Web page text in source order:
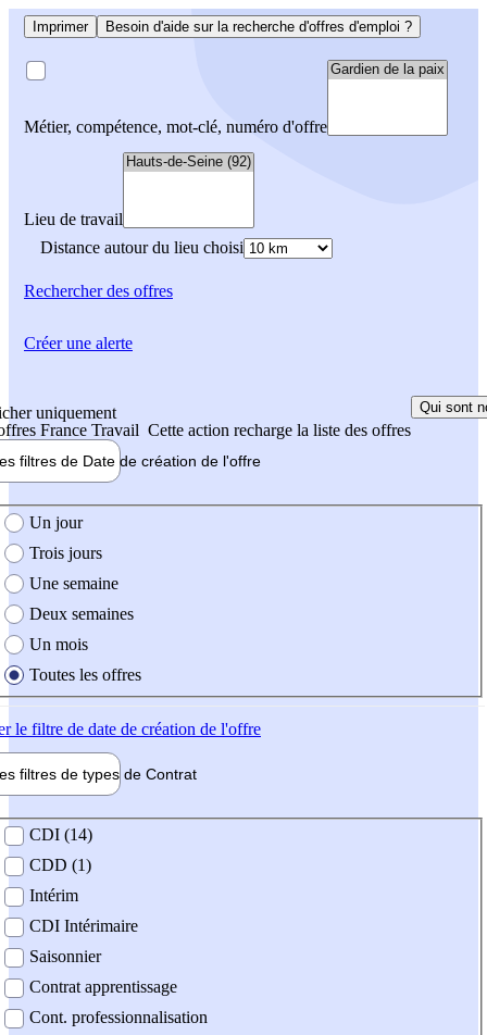
Imprimer Besoin d'aide sur la recherche d'offres d'emploi ?
Métier, compétence, mot-clé, numéro d'offre
Lieu de travail
Distance autour du lieu choisi
Rechercherdes offres
uniquement
France Travail Cette action recharge la liste des offres
Qui sont
filtres de Date de création de l'offre
création de l'offre
Un jour
Trois jours
Une semaine
Deux semaines
Un mois
Toutes les offres
le filtre de date de création de l'offre
filtres de types de Contrat
contrat
CDI (14)
CDD (1)
Intérim
CDI Intérimaire
Saisonnier
Contrat apprentissage
Cont. professionnalisation
Créer une alerte